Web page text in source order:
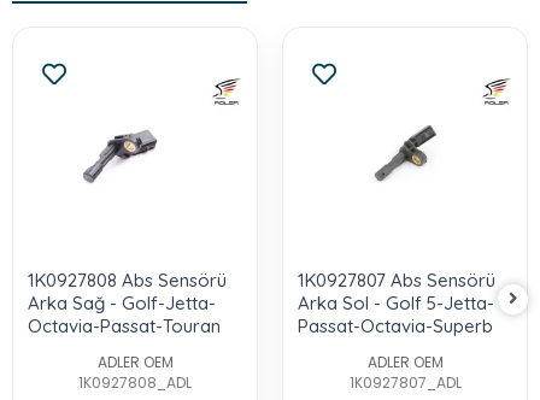
1K0927808 Abs Sensörü
Arka Sağ - Golf-Jetta-
Octavia-Passat-Touran
ADLER OEM
1K0927808_ADL
1K0927807 Abs Sensörü
Arka Sol - Golf 5-Jetta-
Passat-Octavia-Superb
ADLER OEM
1K0927807_ADL